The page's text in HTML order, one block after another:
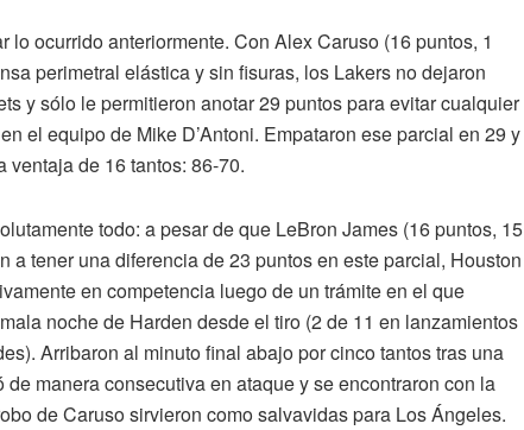
ocurrido anteriormente. Con Alex Caruso (16 puntos, 1
perimetral elástica y sin fisuras, los Lakers no dejaron
y sólo le permitieron anotar 29 puntos para evitar cualquier
el equipo de Mike D’Antoni. Empataron ese parcial en 29 y
ventaja de 16 tantos: 86-70.
todo: a pesar de que LeBron James (16 puntos, 15
a tener una diferencia de 23 puntos en este parcial, Houston
en competencia luego de un trámite en el que
noche de Harden desde el tiro (2 de 11 en lanzamientos
Arribaron al minuto final abajo por cinco tantos tras una
manera consecutiva en ataque y se encontraron con la
de Caruso sirvieron como salvavidas para Los Ángeles.